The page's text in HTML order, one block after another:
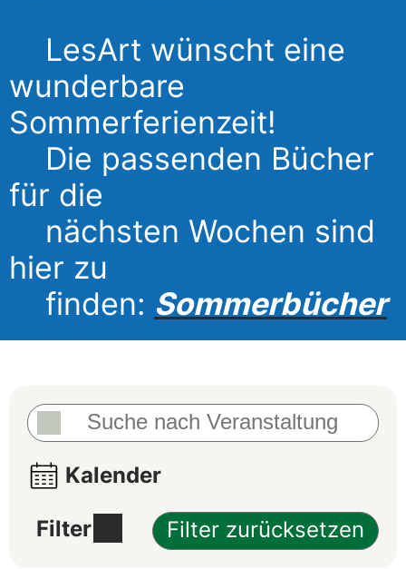
LesArt wünscht eine
wunderbare
Sommerferienzeit!
Die passenden Bücher
für die
nächsten Wochen sind
hier zu
finden: Sommerbücher
Kalender
Filter Filter zurücksetzen